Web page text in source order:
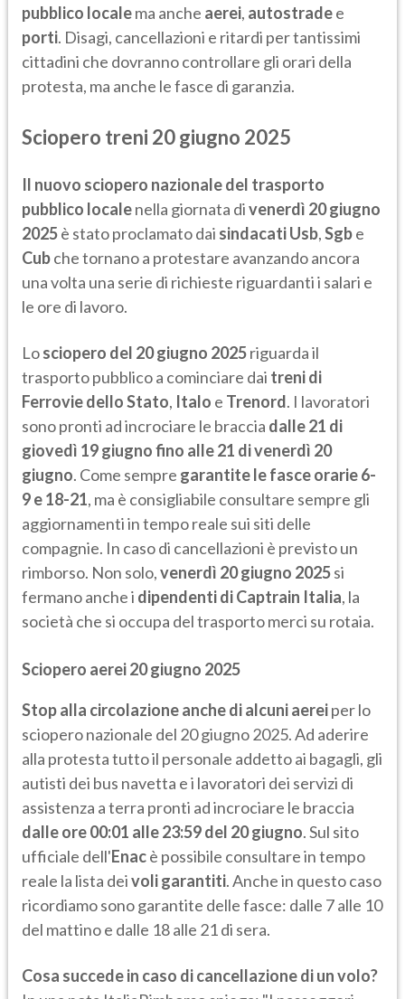
pubblico localema anche aerei, autostradee
porti. Disagi, cancellazioni e ritardi per tantissimi
cittadini che dovranno controllare gli orari della
protesta, ma anche le fasce di garanzia.
Sciopero treni 20 giugno 2025
Il nuovo sciopero nazionale del trasporto
pubblico localenella giornata divenerdì 20 giugno
2025è stato proclamato dai sindacati Usb,Sgbe
Cubche tornano a protestare avanzando ancora
una volta una serie di richieste riguardanti i salari e
le ore di lavoro.
Losciopero del 20 giugno 2025riguarda il
trasporto pubblico a cominciare dai treni di
Ferrovie dello Stato, Italo e Trenord. I lavoratori
sono pronti ad incrociare le braccia dalle 21 di
giovedì 19 giugno fino alle 21 di venerdì 20
giugno. Come sempre garantite le fasce orarie 6-
9 e 18-21, ma è consigliabile consultare sempre gli
aggiornamenti in tempo reale sui siti delle
compagnie. In caso di cancellazioni è previsto un
rimborso. Non solo,venerdì 20 giugno 2025si
fermano anche i dipendenti di Captrain Italia, la
società che si occupa del trasporto merci su rotaia.
Sciopero aerei 20 giugno 2025
Stop alla circolazione anche di alcuni aereiper lo
sciopero nazionale del 20 giugno 2025. Ad aderire
alla protesta tutto il personale addetto ai bagagli, gli
autisti dei bus navetta e i lavoratori dei servizi di
assistenza a terra pronti ad incrociare le braccia
dalle ore 00:01 alle 23:59 del 20 giugno. Sul sito
ufficiale dell'Enacè possibile consultare in tempo
reale la lista deivoli garantiti. Anche in questo caso
ricordiamo sono garantite delle fasce: dalle 7 alle 10
del mattino e dalle 18 alle 21 di sera.
Cosa succede in caso di cancellazione di un volo?